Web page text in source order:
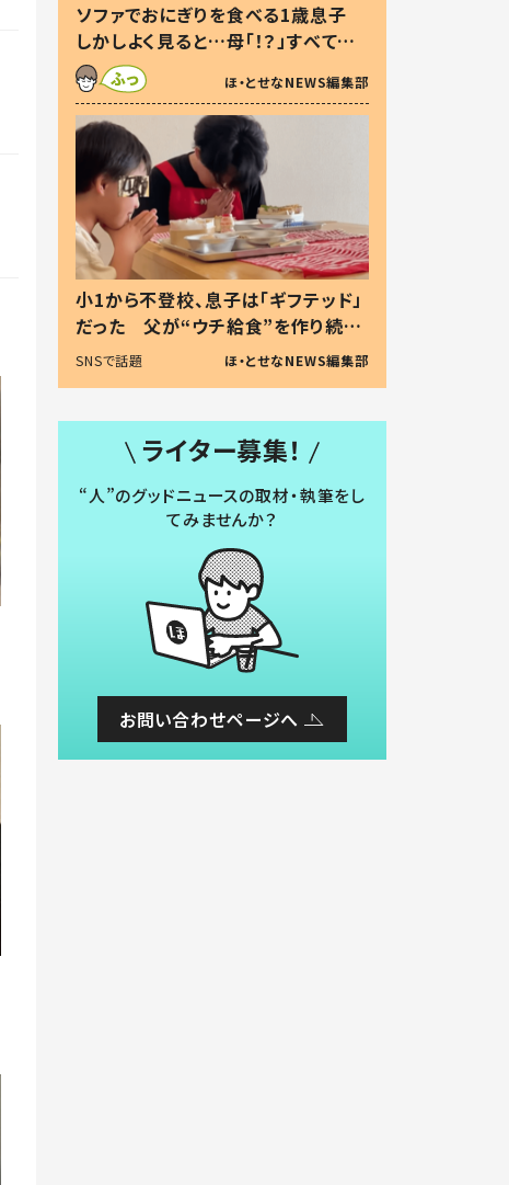
ソファでおにぎりを食べる1歳息子
しかしよく見ると…母「！？」すべてを
察した母の投稿に「可愛いから許
す！」「現行犯〜」
ほ・とせなNEWS編集部
小1から不登校、息子は「ギフテッド」
だった 父が“ウチ給食”を作り続け
る理由とは #令和の親 #令和の子
SNSで話題 ほ・とせなNEWS編集部
ライター募集！
“人”のグッドニュースの取材・執筆をし
てみませんか？
お問い合わせページへ